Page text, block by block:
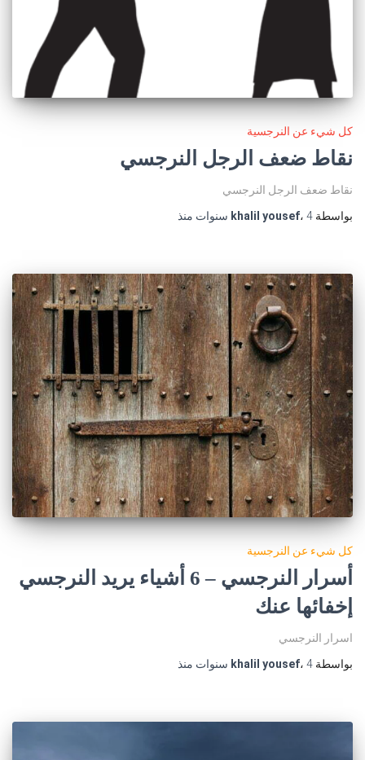
كل شيء عن النرجسية
نقاط ضعف الرجل النرجسي
نقاط ضعف الرجل النرجسي
بواسطة
khalil yousef، 4 سنوات منذ
كل شيء عن النرجسية
أسرار النرجسي – 6 أشياء يريد النرجسي
إخفائها عنك
اسرار النرجسي
بواسطة
khalil yousef، 4 سنوات منذ